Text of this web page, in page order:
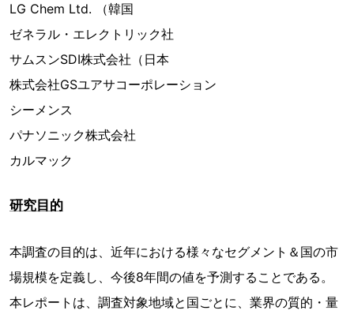
LG Chem Ltd. （韓国
ゼネラル・エレクトリック社
サムスンSDI株式会社（日本
株式会社GSユアサコーポレーション
シーメンス
パナソニック株式会社
カルマック
研究目的
本調査の目的は、近年における様々なセグメント＆国の市
場規模を定義し、今後8年間の値を予測することである。
本レポートは、調査対象地域と国ごとに、業界の質的・量